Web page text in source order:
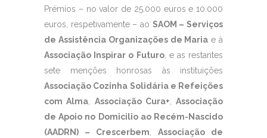
Prémios – no valor de 25.000 euros e 10.000
euros, respetivamente – ao SAOM – Serviços
de Assistência Organizações de Maria e à
Associação Inspirar o Futuro, e as restantes
sete menções honrosas às instituições
Associação Cozinha Solidária e Refeições
com Alma
Associação Cura+
Associação
de Apoio no Domicilio ao Recém-Nascido
(AADRN) – Crescerbem
Associação de